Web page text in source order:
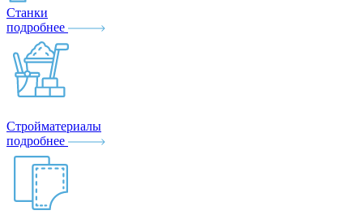
Станки
подробнее
Стройматериалы
подробнее